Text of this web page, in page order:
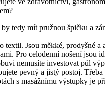
ve zdravotnictví,
tedy mít pružnou špičku a
textil. Jsou měkké, prodyšné
Pro celodenní nošení jsou
nemusíte investovat půl
pevný a jistý postoj.
s masážnímu výstupky je